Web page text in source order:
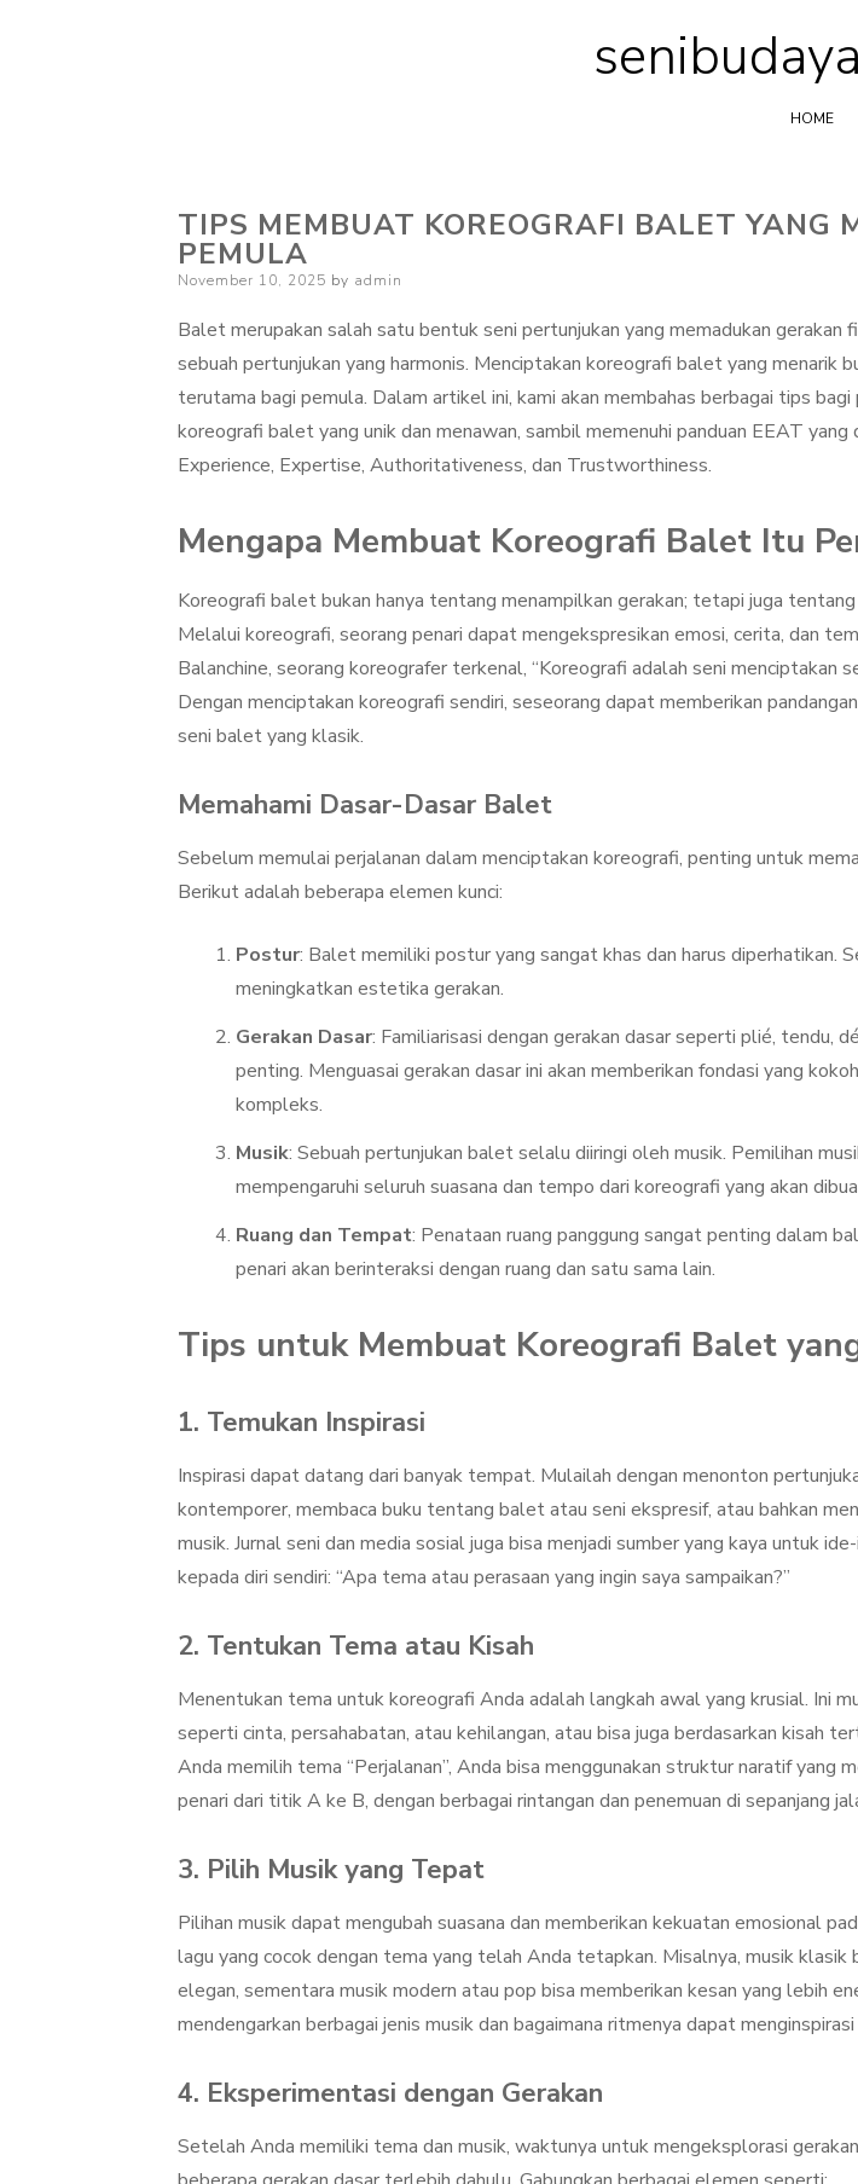
Skip
to
HOME
TIPS MEMBUAT KOREOGRAFI BALET YANG
PEMULA
Posted
November 10, 2025 by admin
Balet merupakan salah satu bentuk seni pertunjukan yang memadukan gerakan
sebuah pertunjukan yang harmonis. Menciptakan koreografi balet yang menarik
terutama bagi pemula. Dalam artikel ini, kami akan membahas berbagai tips
koreografi balet yang unik dan menawan, sambil memenuhi panduan EEAT
Experience, Expertise, Authoritativeness, dan Trustworthiness.
Mengapa Membuat Koreografi Balet Itu
Koreografi balet bukan hanya tentang menampilkan gerakan; tetapi juga
Melalui koreografi, seorang penari dapat mengekspresikan emosi, cerita, dan
Balanchine, seorang koreografer terkenal, “Koreografi adalah seni menciptakan
Dengan menciptakan koreografi sendiri, seseorang dapat memberikan
seni balet yang klasik.
Memahami Dasar-Dasar Balet
Sebelum memulai perjalanan dalam menciptakan koreografi, penting untuk
Berikut adalah beberapa elemen kunci:
Postur: Balet memiliki postur yang sangat khas dan harus diperhatikan.
meningkatkan estetika gerakan.
Gerakan Dasar: Familiarisasi dengan gerakan dasar seperti plié, tendu,
penting. Menguasai gerakan dasar ini akan memberikan fondasi yang
kompleks.
Musik: Sebuah pertunjukan balet selalu diiringi oleh musik. Pemilihan
mempengaruhi seluruh suasana dan tempo dari koreografi yang akan
Ruang dan Tempat: Penataan ruang panggung sangat penting dalam
penari akan berinteraksi dengan ruang dan satu sama lain.
Tips untuk Membuat Koreografi Balet
1. Temukan Inspirasi
Inspirasi dapat datang dari banyak tempat. Mulailah dengan menonton
kontemporer, membaca buku tentang balet atau seni ekspresif, atau bahkan
musik. Jurnal seni dan media sosial juga bisa menjadi sumber yang kaya untuk
kepada diri sendiri: “Apa tema atau perasaan yang ingin saya sampaikan?”
2. Tentukan Tema atau Kisah
Menentukan tema untuk koreografi Anda adalah langkah awal yang krusial. Ini
seperti cinta, persahabatan, atau kehilangan, atau bisa juga berdasarkan kisah
Anda memilih tema “Perjalanan”, Anda bisa menggunakan struktur naratif yang
penari dari titik A ke B, dengan berbagai rintangan dan penemuan di sepanjang
3. Pilih Musik yang Tepat
Pilihan musik dapat mengubah suasana dan memberikan kekuatan emosional
lagu yang cocok dengan tema yang telah Anda tetapkan. Misalnya, musik klasik
elegan, sementara musik modern atau pop bisa memberikan kesan yang lebih
mendengarkan berbagai jenis musik dan bagaimana ritmenya dapat
4. Eksperimentasi dengan Gerakan
Setelah Anda memiliki tema dan musik, waktunya untuk mengeksplorasi